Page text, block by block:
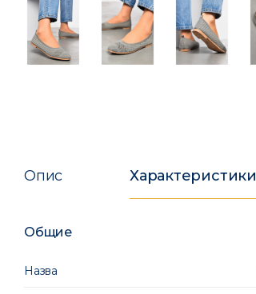
Опис Характеристики
Общие
Назва